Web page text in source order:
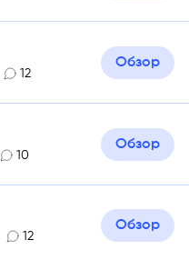
12
Обзор
10
Обзор
12
Обзор